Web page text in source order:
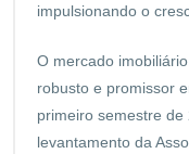
impulsionando o
O mercado
robusto e promissor
primeiro semestre
levantamento da